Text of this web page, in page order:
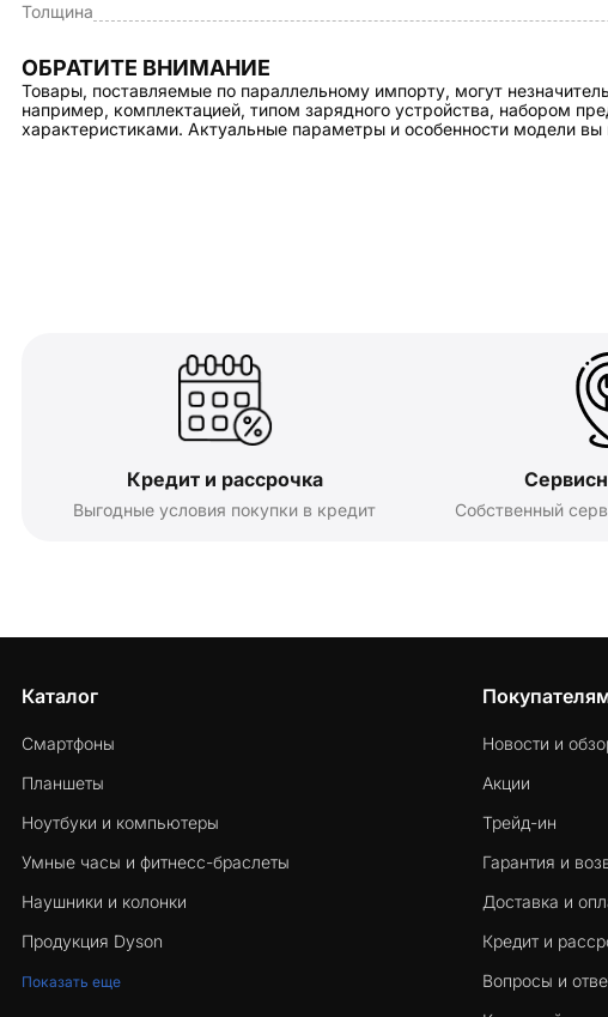
Толщина
ОБРАТИТЕ ВНИМАНИЕ
Товары, поставляемые по параллельному импорту, могут
например, комплектацией, типом зарядного устройства, набором
характеристиками. Актуальные параметры и особенности модели
Кредит и рассрочка
Выгодные условия покупки в кредит Собственный
Каталог
Смартфоны
Планшеты
Ноутбуки и компьютеры
Умные часы и фитнесс-браслеты
Наушники и колонки
Продукция Dyson
Показать еще
Новости и
Акции
Трейд-ин
Гарантия и
Доставка и
Кредит и
Вопросы и